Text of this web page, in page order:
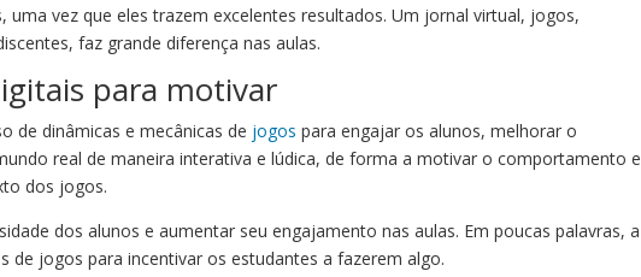
vez que eles trazem excelentes resultados. Um jornal virtual, jogos,
faz grande diferença nas aulas.
para motivar
de dinâmicas e mecânicas de jogos para engajar os alunos, melhorar o
real de maneira interativa e lúdica, de forma a motivar o comportamento e
dos jogos.
dos alunos e aumentar seu engajamento nas aulas. Em poucas palavras, a
de jogos para incentivar os estudantes a fazerem algo.